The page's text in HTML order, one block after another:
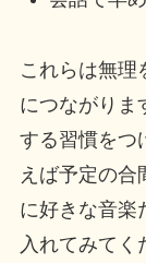
これらは無理
につながりま
する習慣をつ
えば予定の合
に好きな音楽
入れてみてく